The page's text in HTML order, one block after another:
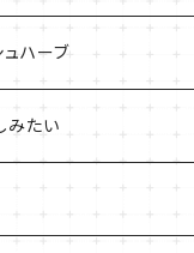
培キット
キット
培キット
ュハーブ
みたい
ーブ